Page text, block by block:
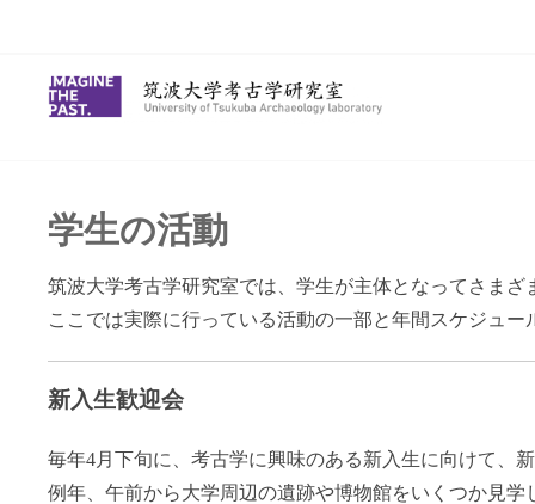
content
学生の活動
筑波大学考古学研究室では、学生が主体となってさまざ
ここでは実際に行っている活動の一部と年間スケジュー
新入生歓迎会
毎年4月下旬に、考古学に興味のある新入生に向けて、
例年、午前から大学周辺の遺跡や博物館をいくつか見